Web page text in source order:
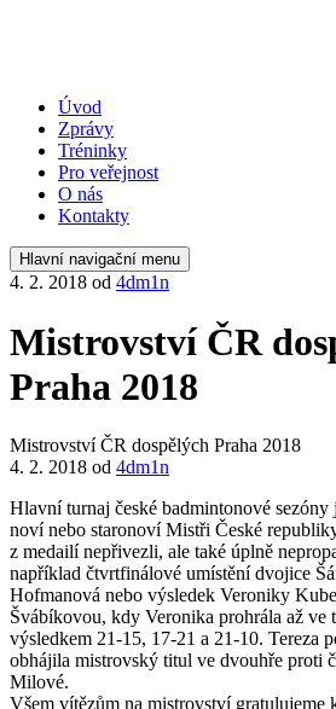
Úvod
Zprávy
Tréninky
Pro veřejnost
O nás
Kontakty
Hlavní navigační menu
4. 2. 2018 od 4dm1n
Mistrovství ČR
Praha 2018
Mistrovství ČR dospělých Praha 2018
4. 2. 2018 od 4dm1n
Hlavní turnaj české badmintonové
noví nebo staronoví Mistři České
z medailí nepřivezli, ale také úplně
například čtvrtfinálové umístění dvojice
Hofmanová nebo výsledek Veroniky
Švábíkovou, kdy Veronika prohrála až ve
výsledkem 21-15, 17-21 a 21-10. Tereza
obhájila mistrovský titul ve dvouhře proti
Milové.
Všem vítězům na mistrovství